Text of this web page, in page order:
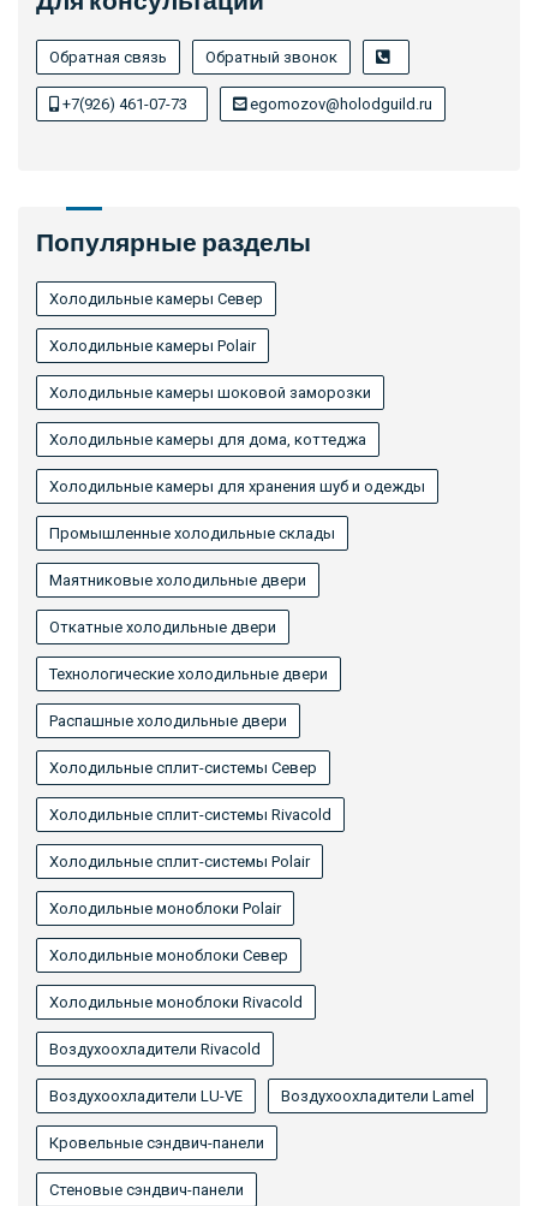
Обратная связь Обратный звонок
+7(926) 461-07-73 egomozov@holodguild.ru
Популярные разделы
Холодильные камеры Север
Холодильные камеры Polair
Холодильные камеры шоковой заморозки
Холодильные камеры для дома, коттеджа
Холодильные камеры для хранения шуб и одежды
Промышленные холодильные склады
Маятниковые холодильные двери
Откатные холодильные двери
Технологические холодильные двери
Распашные холодильные двери
Холодильные сплит-системы Север
Холодильные сплит-системы Rivacold
Холодильные сплит-системы Polair
Холодильные моноблоки Polair
Холодильные моноблоки Север
Холодильные моноблоки Rivacold
Воздухоохладители Rivacold
Воздухоохладители LU-VE Воздухоохладители Lamel
Кровельные сэндвич-панели
Стеновые сэндвич-панели